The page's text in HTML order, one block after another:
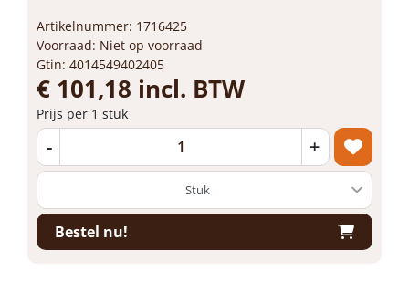
Artikelnummer: 1716425
Voorraad: Niet op voorraad
Gtin: 4014549402405
€ 101,18 incl. BTW
Prijs per 1 stuk
- +
Bestel nu!